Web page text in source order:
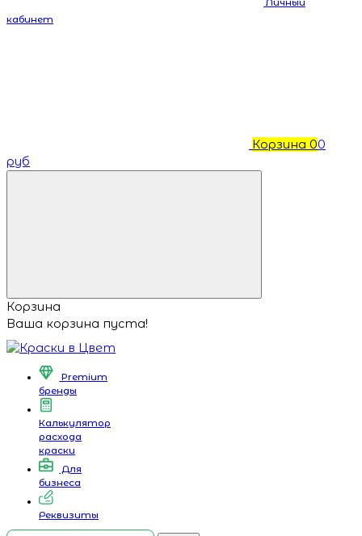
кабинет
Корзина 00
руб
Корзина
Ваша корзина пуста!
Premium
бренды
Калькулятор
расхода
краски
Для
бизнеса
Реквизиты